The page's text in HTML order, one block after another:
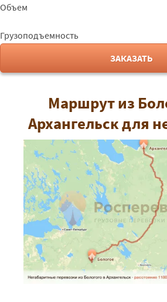
Объем
Грузоподъемность
ЗАКАЗАТЬ
Маршрут из
Архангельск для